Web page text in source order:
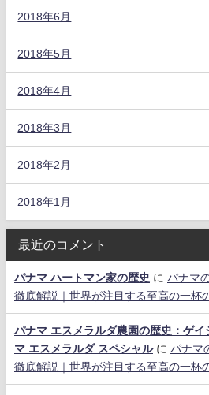
2018年6月
2018年5月
2018年4月
2018年3月
2018年2月
2018年1月
最近のコメント
パナマ ハートマン家の歴史 に パナマ
徹底解説｜世界が注目する至高の一杯
パナマ エスメラルダ農園の歴史：ゲ
マ エスメラルダ スペシャルに パナマ
徹底解説｜世界が注目する至高の一杯